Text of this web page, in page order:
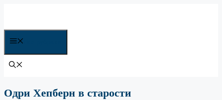
содержимому
Одри Хепберн в старости